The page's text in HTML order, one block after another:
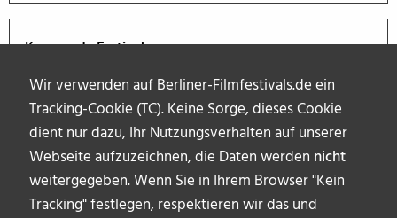
Wir verwenden auf Berliner-Filmfestivals.de ein
Tracking-Cookie (TC). Keine Sorge, dieses Cookie
dient nur dazu, Ihr Nutzungsverhalten auf unserer
Webseite aufzuzeichnen, die Daten werden nicht
weitergegeben. Wenn Sie in Ihrem Browser "Kein
Tracking" festlegen, respektieren wir das und
Kommende Festivals